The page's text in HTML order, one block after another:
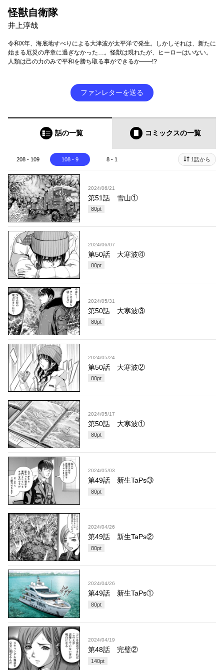
怪獣自衛隊
井上淳哉
令和X年、海底地すべりによる大津波が太平洋で発生。しかしそれは、新たに
始まる厄災の序章に過ぎなかった…。怪獣は現れたが、ヒーローはいない。
人類は己の力のみで平和を勝ち取る事ができるか――!?
ファンレターを送る
話の一覧 コミックスの一覧
208 - 109 108 - 9 8 - 1 1話から
2024/06/21
第51話 雪山①
80pt
2024/06/07
第50話 大寒波④
80pt
2024/05/31
第50話 大寒波③
80pt
2024/05/24
第50話 大寒波②
80pt
2024/05/17
第50話 大寒波①
80pt
2024/05/03
第49話 新生TaPs③
80pt
2024/04/26
第49話 新生TaPs②
80pt
2024/04/26
第49話 新生TaPs①
80pt
2024/04/19
第48話 完璧②
140pt